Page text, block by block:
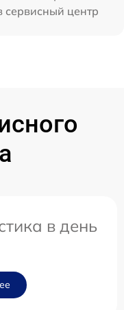
сервисный центр
в день